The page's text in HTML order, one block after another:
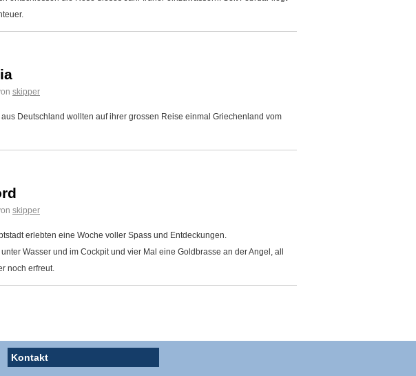
skipper
Deutschland wollten auf ihrer grossen Reise einmal Griechenland vom
skipper
erlebten eine Woche voller Spass und Entdeckungen.
Wasser und im Cockpit und vier Mal eine Goldbrasse an der Angel, all
noch erfreut.
Kontakt